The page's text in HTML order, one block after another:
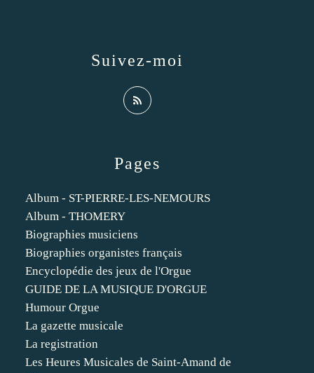
Pages
Album - ST-PIERRE-LES-NEMOURS
Album - THOMERY
Biographies musiciens
Biographies organistes français
Encyclopédie des jeux de l'Orgue
GUIDE DE LA MUSIQUE D'ORGUE
Humour Orgue
La gazette musicale
La registration
Les Heures Musicales de Saint-Amand de
Suivez-moi